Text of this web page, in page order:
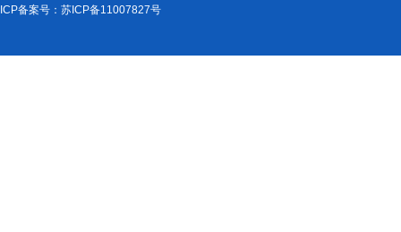
ICP备案号：苏ICP备11007827号